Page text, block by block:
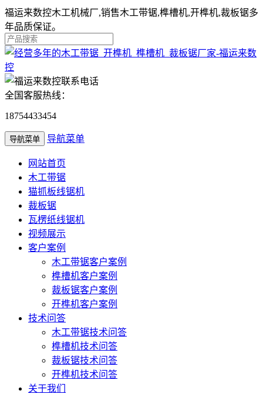
福运来数控木工机械厂,销售木工带锯,榫槽机,开榫机,裁板锯多
年品质保证。
全国客服热线：
18754433454
导航菜单 导航菜单
网站首页
木工带锯
猫抓板线锯机
裁板锯
瓦楞纸线锯机
视频展示
客户案例
木工带锯客户案例
榫槽机客户案例
裁板锯客户案例
开榫机客户案例
技术问答
木工带锯技术问答
榫槽机技术问答
裁板锯技术问答
开榫机技术问答
关于我们